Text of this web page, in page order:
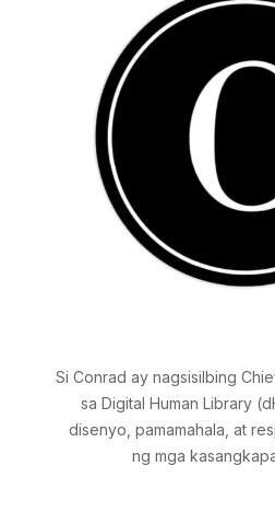
Si Conrad ay nagsisilbing
sa Digital Human Library
disenyo, pamamahala, at
ng mga